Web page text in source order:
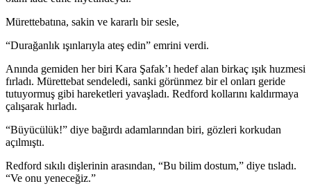
Mürettebatına, sakin ve kararlı bir sesle,
“Durağanlık ışınlarıyla ateş edin” emrini verdi.
Anında gemiden her biri Kara Şafak’ı hedef alan birkaç ışık huzmesi
fırladı. Mürettebat sendeledi, sanki görünmez bir el onları geride
tutuyormuş gibi hareketleri yavaşladı. Redford kollarını kaldırmaya
çalışarak hırladı.
“Büyücülük!” diye bağırdı adamlarından biri, gözleri korkudan
açılmıştı.
Redford sıkılı dişlerinin arasından, “Bu bilim dostum,” diye tısladı.
“Ve onu yeneceğiz.”